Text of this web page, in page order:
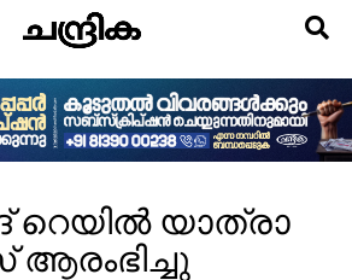
റെയില്‍ യാത്രാ